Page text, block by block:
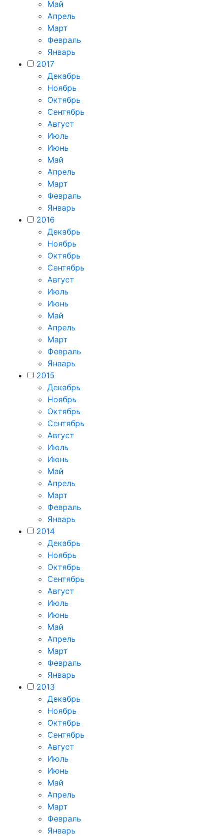
Май
Апрель
Март
Февраль
Январь
2017
Декабрь
Ноябрь
Октябрь
Сентябрь
Август
Июль
Июнь
Май
Апрель
Март
Февраль
Январь
2016
Декабрь
Ноябрь
Октябрь
Сентябрь
Август
Июль
Июнь
Май
Апрель
Март
Февраль
Январь
2015
Декабрь
Ноябрь
Октябрь
Сентябрь
Август
Июль
Июнь
Май
Апрель
Март
Февраль
Январь
2014
Декабрь
Ноябрь
Октябрь
Сентябрь
Август
Июль
Июнь
Май
Апрель
Март
Февраль
Январь
2013
Декабрь
Ноябрь
Октябрь
Сентябрь
Август
Июль
Июнь
Май
Апрель
Март
Февраль
Январь